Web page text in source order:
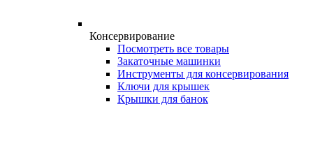
Консервирование
Посмотреть все товары
Закаточные машинки
Инструменты для консервирования
Ключи для крышек
Крышки для банок